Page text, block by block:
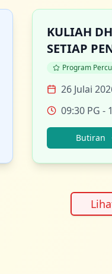
KULIAH
SETIAP
Program
26 Julai
09:30 PG -
Butiran